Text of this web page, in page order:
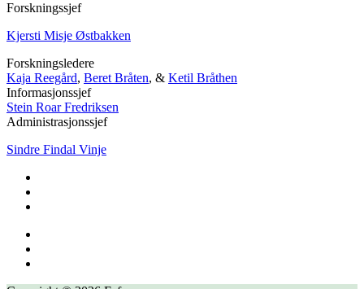
Forskningssjef
Kjersti Misje Østbakken
Forskningsledere
Kaja Reegård, Beret Bråten, & Ketil Bråthen
Informasjonssjef
Stein Roar Fredriksen
Administrasjonssjef
Sindre Findal Vinje